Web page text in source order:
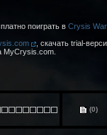
поиграть в Crysis
, скачать trial-
MyCrysis.com.
(0)